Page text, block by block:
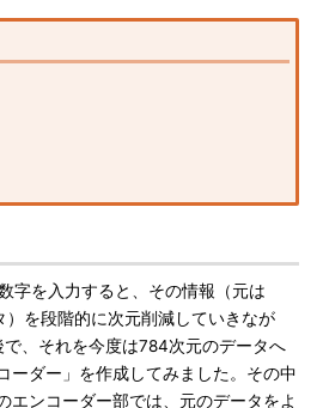
字を入力すると、その情報（元は
を段階的に次元削減していきなが
、それを今度は784次元のデータへ
ーダー」を作成してみました。その中
エンコーダー部では、元のデータをよ